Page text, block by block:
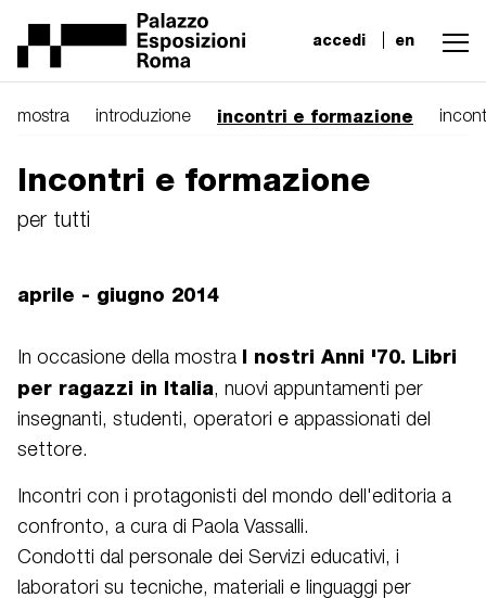
accedi en
mostra introduzione incontri e formazione
Incontri e formazione
per tutti
aprile - giugno 2014
In occasione della mostra I nostri Anni '70. Libri
per ragazzi in Italia, nuovi appuntamenti per
insegnanti, studenti, operatori e appassionati del
settore.
Incontri con i protagonisti del mondo dell'editoria a
confronto, a cura di Paola Vassalli.
Condotti dal personale dei Servizi educativi, i
laboratori su tecniche, materiali e linguaggi per